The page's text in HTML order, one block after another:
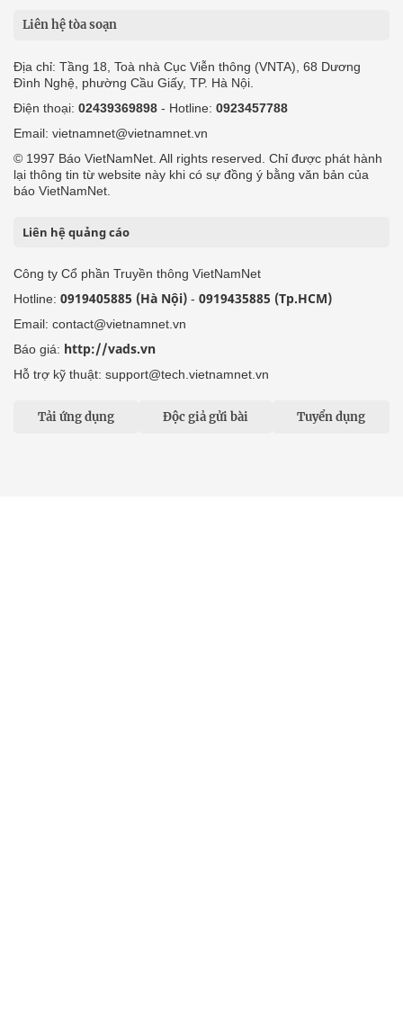
Liên hệ tòa soạn
Địa chỉ: Tầng 18, Toà nhà Cục Viễn thông (VNTA), 68 Dương
Đình Nghệ, phường Cầu Giấy, TP. Hà Nội.
Điện thoại: 02439369898 - Hotline: 0923457788
Email: vietnamnet@vietnamnet.vn
© 1997 Báo VietNamNet. All rights reserved. Chỉ được phát hành
lại thông tin từ website này khi có sự đồng ý bằng văn bản của
báo VietNamNet.
Liên hệ quảng cáo
Công ty Cổ phần Truyền thông VietNamNet
Hotline: 0919405885 (Hà Nội) - 0919435885 (Tp.HCM)
Email: contact@vietnamnet.vn
Báo giá: http://vads.vn
Hỗ trợ kỹ thuật: support@tech.vietnamnet.vn
Tải ứng dụng Độc giả gửi bài Tuyển dụng